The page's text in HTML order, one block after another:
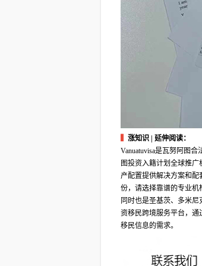
▍涨知识 | 延伸阅读：
Vanuatuvisa是瓦努阿图
图投资入籍计划全球推
产配置提供解决方案和
份，请选择靠谱的专业机
同时也是圣基茨、多米
资移民跨境服务平台，
移民信息的需求。